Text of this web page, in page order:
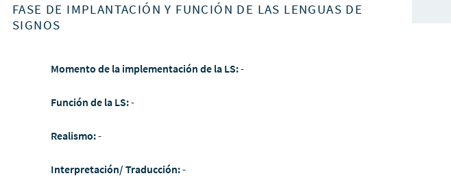
FASE DE IMPLANTACIÓN Y FUNCIÓN DE LAS LENGUAS DE
SIGNOS
Momento de la implementación de la LS:-
Función de la LS:-
Realismo:-
Interpretación/ Traducción:-